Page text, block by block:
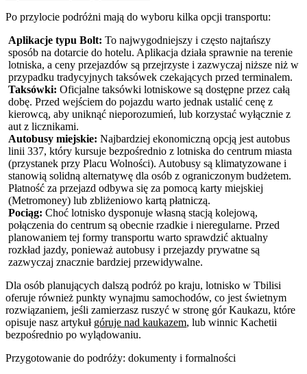
Po przylocie podróżni mają do wyboru kilka opcji transportu:
Aplikacje typu Bolt: To najwygodniejszy i często najtańszy
sposób na dotarcie do hotelu. Aplikacja działa sprawnie na terenie
lotniska, a ceny przejazdów są przejrzyste i zazwyczaj niższe niż w
przypadku tradycyjnych taksówek czekających przed terminalem.
Taksówki: Oficjalne taksówki lotniskowe są dostępne przez całą
dobę. Przed wejściem do pojazdu warto jednak ustalić cenę z
kierowcą, aby uniknąć nieporozumień, lub korzystać wyłącznie z
aut z licznikami.
Autobusy miejskie: Najbardziej ekonomiczną opcją jest autobus
linii 337, który kursuje bezpośrednio z lotniska do centrum miasta
(przystanek przy Placu Wolności). Autobusy są klimatyzowane i
stanowią solidną alternatywę dla osób z ograniczonym budżetem.
Płatność za przejazd odbywa się za pomocą karty miejskiej
(Metromoney) lub zbliżeniowo kartą płatniczą.
Pociąg: Choć lotnisko dysponuje własną stacją kolejową,
połączenia do centrum są obecnie rzadkie i nieregularne. Przed
planowaniem tej formy transportu warto sprawdzić aktualny
rozkład jazdy, ponieważ autobusy i przejazdy prywatne są
zazwyczaj znacznie bardziej przewidywalne.
Dla osób planujących dalszą podróż po kraju, lotnisko w Tbilisi
oferuje również punkty wynajmu samochodów, co jest świetnym
rozwiązaniem, jeśli zamierzasz ruszyć w stronę gór Kaukazu, które
opisuje nasz artykuł góruje nad kaukazem, lub winnic Kachetii
bezpośrednio po wylądowaniu.
Przygotowanie do podróży: dokumenty i formalności